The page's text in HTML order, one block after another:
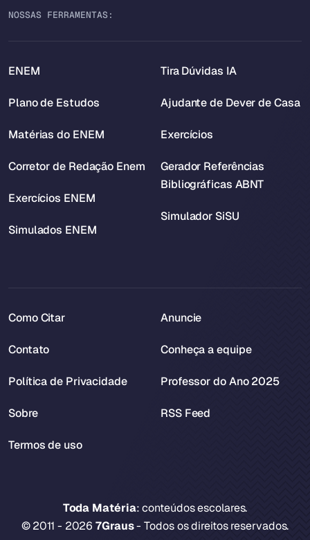
NOSSAS FERRAMENTAS:
ENEM
Plano de Estudos
Matérias do ENEM
Corretor de Redação Enem
Exercícios ENEM
Simulados ENEM
Tira Dúvidas IA
Ajudante de Dever de Casa
Exercícios
Gerador Referências
Bibliográficas ABNT
Simulador SiSU
Toda Matéria: conteúdos escolares.
© 2011 - 20267Graus- Todos os direitos reservados.
Como Citar
Contato
Política de Privacidade
Sobre
Termos de uso
Anuncie
Conheça a equipe
Professor do Ano 2025
RSS Feed